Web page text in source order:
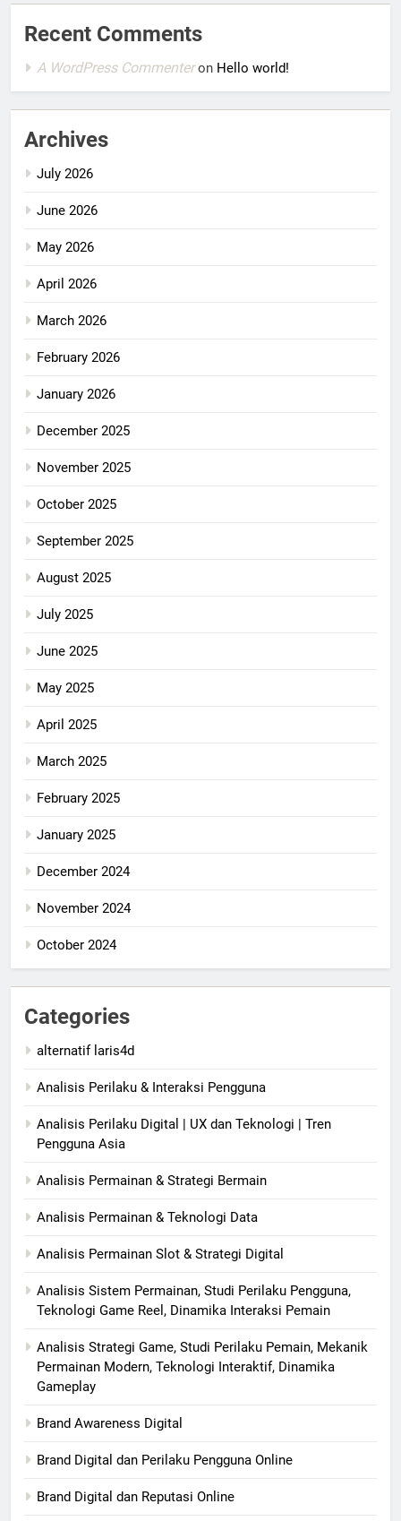
Recent Comments
A WordPress Commenteron Hello world!
Archives
July 2026
June 2026
May 2026
April 2026
March 2026
February 2026
January 2026
December 2025
November 2025
October 2025
September 2025
August 2025
July 2025
June 2025
May 2025
April 2025
March 2025
February 2025
January 2025
December 2024
November 2024
October 2024
Categories
alternatif laris4d
Analisis Perilaku & Interaksi Pengguna
Analisis Perilaku Digital | UX dan Teknologi | Tren
Pengguna Asia
Analisis Permainan & Strategi Bermain
Analisis Permainan & Teknologi Data
Analisis Permainan Slot & Strategi Digital
Analisis Sistem Permainan, Studi Perilaku Pengguna,
Teknologi Game Reel, Dinamika Interaksi Pemain
Analisis Strategi Game, Studi Perilaku Pemain, Mekanik
Permainan Modern, Teknologi Interaktif, Dinamika
Gameplay
Brand Awareness Digital
Brand Digital dan Perilaku Pengguna Online
Brand Digital dan Reputasi Online